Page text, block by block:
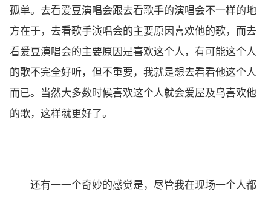
孤单。去看爱豆演唱会跟去看歌手的演唱会不一样的地
方在于，去看歌手演唱会的主要原因喜欢他的歌，而去
看爱豆演唱会的主要原因是喜欢这个人，有可能这个人
的歌不完全好听，但不重要，我就是想去看看他这个人
而已。当然大多数时候喜欢这个人就会爱屋及乌喜欢他
的歌，这样就更好了。
还有一一个奇妙的感觉是，尽管我在现场一个人都